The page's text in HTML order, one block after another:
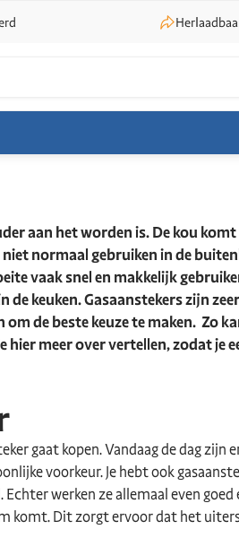
aan het worden is. De kou
normaal gebruiken in de
vaak snel en makkelijk
keuken. Gasaanstekers zijn
de beste keuze te maken. Zo
meer over vertellen, zodat je
gaat kopen. Vandaag de dag zijn
voorkeur. Je hebt ook
werken ze allemaal even
komt. Dit zorgt ervoor dat het